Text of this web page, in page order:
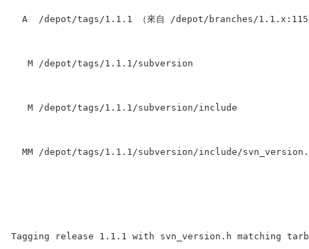
A  /depot/tags/1.1.1 （來自 /depot/branches/
   M /depot/tags/1.1.1/subversion
   M /depot/tags/1.1.1/subversion/include
MM /depot/tags/1.1.1/subversion/include/
Tagging release 1.1.1 with svn_version.h matching